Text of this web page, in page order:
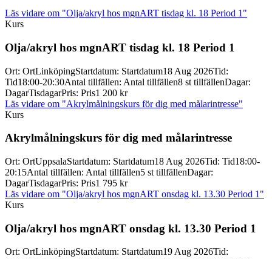
Läs vidare om "Olja/akryl hos mgnART tisdag kl. 18 Period 1"
Kurs
Olja/akryl hos mgnART tisdag kl. 18 Period 1
Ort: OrtLinköpingStartdatum: Startdatum18 Aug 2026Tid:
Tid18:00-20:30Antal tillfällen: Antal tillfällen8 st tillfällenDagar:
DagarTisdagarPris: Pris1 200 kr
Läs vidare om "Akrylmålningskurs för dig med målarintresse"
Kurs
Akrylmålningskurs för dig med målarintresse
Ort: OrtUppsalaStartdatum: Startdatum18 Aug 2026Tid: Tid18:00-
20:15Antal tillfällen: Antal tillfällen5 st tillfällenDagar:
DagarTisdagarPris: Pris1 795 kr
Läs vidare om "Olja/akryl hos mgnART onsdag kl. 13.30 Period 1"
Kurs
Olja/akryl hos mgnART onsdag kl. 13.30 Period 1
Ort: OrtLinköpingStartdatum: Startdatum19 Aug 2026Tid: